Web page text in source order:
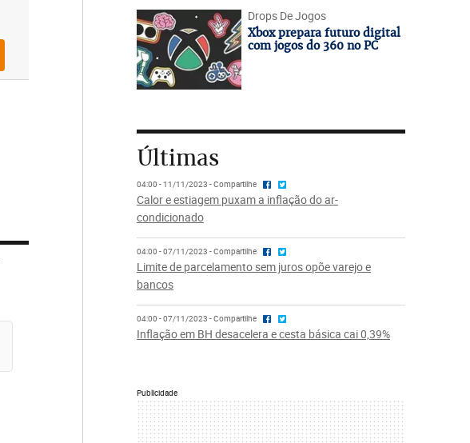
Drops De Jogos
Xbox prepara futuro digital
com jogos do 360 no PC
Últimas
04:00 - 11/11/2023 - Compartilhe
Calor e estiagem puxam a inflação do ar-
condicionado
04:00 - 07/11/2023 - Compartilhe
Limite de parcelamento sem juros opõe varejo e
bancos
04:00 - 07/11/2023 - Compartilhe
Inflação em BH desacelera e cesta básica cai 0,39%
Publicidade